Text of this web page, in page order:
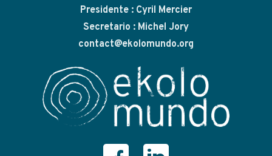
Presidente : Cyril Mercier
Secretario : Michel Jory
contact@ekolomundo.org